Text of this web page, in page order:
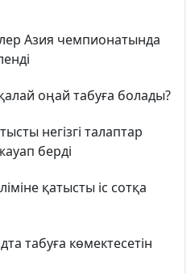
Азия чемпионатында
оңай табуға болады?
негізгі талаптар
берді
қатысты іс сотқа
табуға көмектесетін